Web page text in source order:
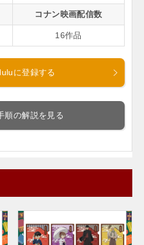
コナン映画配信数
16作品
に登録する
順の解説を見る